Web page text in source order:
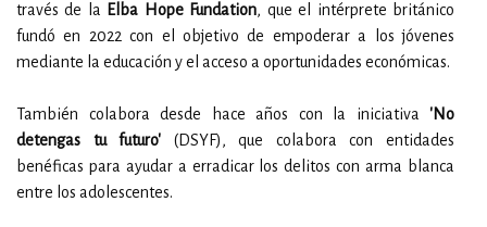
través de la
Elba Hope Fundation, que el intérprete británico
fundó en 2022 con el objetivo de empoderar a los jóvenes
mediante la educación y el acceso a oportunidades económicas.
También colabora desde hace años con la iniciativa 'No
detengas tu futuro' (DSYF), que colabora con entidades
benéficas para ayudar a erradicar los delitos con arma blanca
entre los adolescentes.